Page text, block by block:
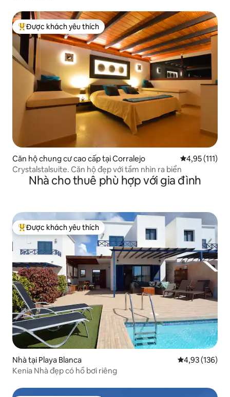
Được khách yêu thích nhất
Được khách yêu thích
Căn hộ chung cư cao cấp tại Corralejo Xếp hạng
4,95 (111)
Crystalstalsuite. Căn hộ đẹp với tầm nhìn ra biển
Nhà cho thuê phù hợp với gia đình
Được khách yêu thích nhất
Được khách yêu thích
Nhà tại Playa Blanca Xếp hạng
4,93 (136)
Kenia Nhà đẹp có hồ bơi riêng